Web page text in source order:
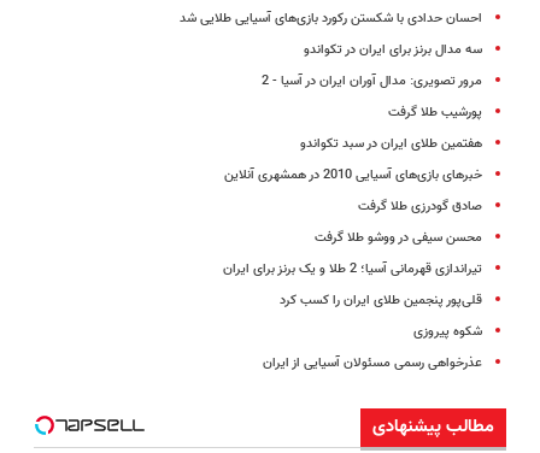
احسان حدادی با شکستن رکورد بازی‌های آسیایی طلایی شد
سه مدال برنز برای ایران در تکواندو
مرور تصویری: مدال آوران ایران در آسیا - 2
پورشیب طلا گرفت
هفتمین طلای ایران در سبد تکواندو
خبرهای بازی‌های آسیایی 2010 در همشهری آنلاین
صادق گودرزی طلا گرفت
محسن سیفی در ووشو طلا گرفت
تیراندازی قهرمانی آسیا؛ 2 طلا و یک برنز برای ایران
قلی‌‌پور پنجمین طلای ایران را کسب کرد
شکوه پیروزی
عذرخواهی رسمی مسئولان آسیایی از ایران
مطالب پیشنهادی